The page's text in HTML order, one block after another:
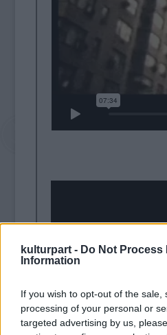
kulturpart - Do Not Process
Information
If you wish to opt-out of the
processing of your personal or
targeted advertising by us,